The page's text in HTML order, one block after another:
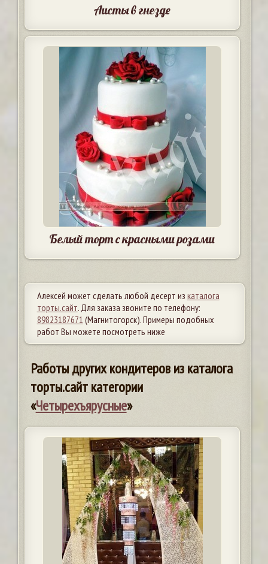
Аисты в гнезде
Белый торт с красными розами
Алексей может сделать любой десерт из каталога
торты.сайт. Для заказа звоните по телефону:
89823187671 (Магнитогорск). Примеры подобных
работ Вы можете посмотреть ниже
Работы других кондитеров из каталога
торты.сайт категории
«Четырехъярусные»